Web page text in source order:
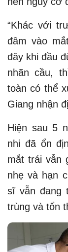
“Khác với
đâm vào
đây khi đầu
nhãn cầu,
toàn có thể
Giang nhận
Hiện sau 5
nhi đã ổn
mắt trái vẫn
nhẹ và hạn
sĩ vẫn đang
trùng và tổn